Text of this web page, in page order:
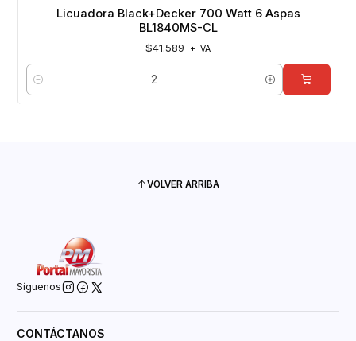
Licuadora Black+Decker 700 Watt 6 Aspas
BL1840MS-CL
$41.589 + IVA
Cantidad
VOLVER ARRIBA
Síguenos
CONTÁCTANOS